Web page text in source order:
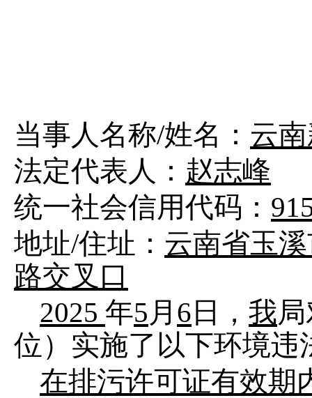
当事人名称/姓名： 云
法定代表人： 赵志峰
统一社会信用代码：
地址/住址： 云南省玉
路交叉口
2025 年5 月 6 日 ， 我局
位）实施了以下环境违
在排污许可证有效期